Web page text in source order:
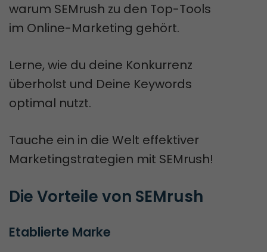
warum SEMrush zu den Top-Tools
im Online-Marketing gehört.
Lerne, wie du deine Konkurrenz
überholst und Deine Keywords
optimal nutzt.
Tauche ein in die Welt effektiver
Marketingstrategien mit SEMrush!
Die Vorteile von SEMrush
Etablierte Marke